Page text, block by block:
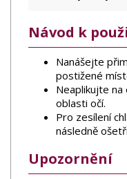
Návod k
Nanášejte
postižené
Neaplikujte
oblasti očí.
Pro zesílení
následně
Upozornění